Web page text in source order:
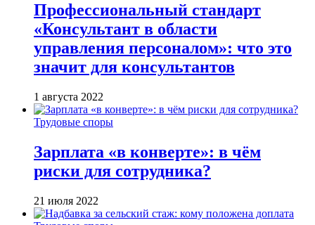
Профессиональный стандарт
«Консультант в области
управления персоналом»: что это
значит для консультантов
1 августа 2022
Трудовые споры
Зарплата «в конверте»: в чём
риски для сотрудника?
21 июля 2022